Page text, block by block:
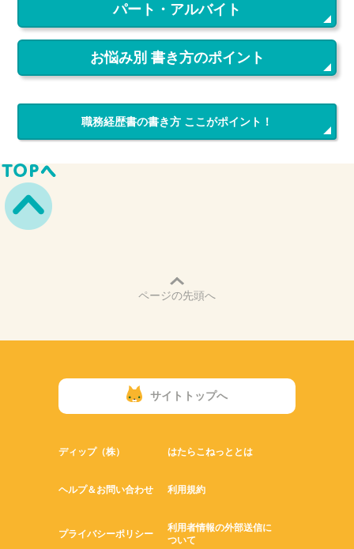
パート・アルバイト
お悩み別 書き方のポイント
職務経歴書の書き方 ここがポイント！
ページの先頭へ
サイトトップへ
ディップ（株） はたらこねっととは
ヘルプ＆お問い合わせ 利用規約
プライバシーポリシー
利用者情報の外部送信に
ついて